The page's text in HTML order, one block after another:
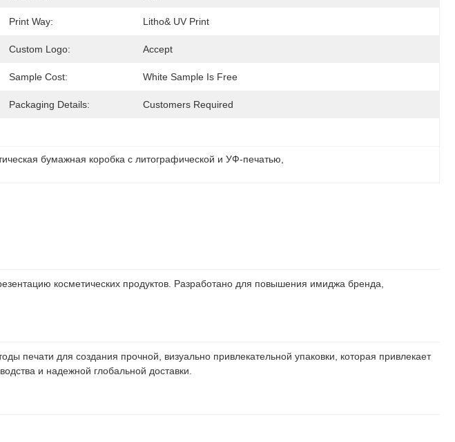
Print Way: Litho& UV Print
Custom Logo: Accept
Sample Cost: White Sample Is Free
Packaging Details: Customers Required
бумажная коробка с литографической и УФ-печатью
косметических продуктов. Разработано для повышения имиджа бренда,
печати для создания прочной, визуально привлекательной упаковки, которая привлекает
и надежной глобальной доставки.